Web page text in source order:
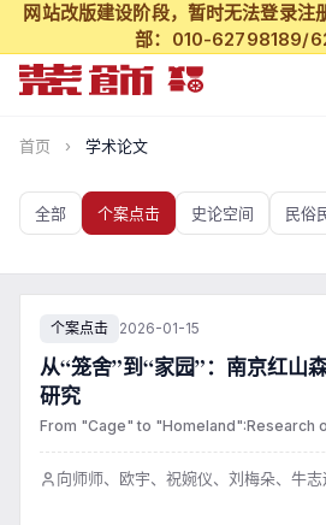
网站改版建设阶段，暂时无法登录注
部：010-62798189/
首页 › 学术论文
学术论文
全部 个案点击 史论空间 民俗
个案点击 2026-01-15
从“笼舍”到“家园”：南京红山
研究
From "Cage" to "Homeland":Research
Nanjing Hongshan Forest Zoo
向师师、欧宇、祝婉仪、刘梅朵、牛志